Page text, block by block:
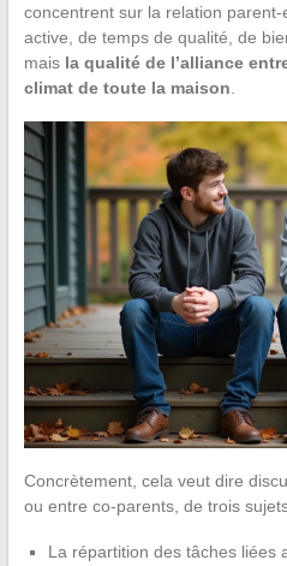
concentrent sur la relation parent-
active, de temps de qualité, de
mais la qualité de l’alliance
climat de toute la maison
Concrètement, cela veut dire
ou entre co-parents, de trois
La répartition des tâches liées